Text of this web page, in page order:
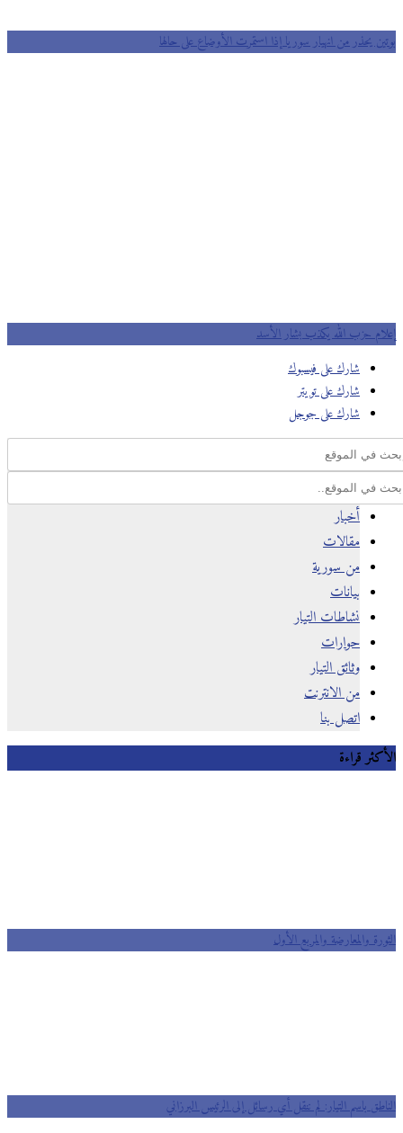
يحذر من انهيار سوريا إذا استمرت الأوضاع على حالها
حزب الله يكذب بشار الأسد
شارك على فيسبوك
شارك على تويتر
شارك على جوجل
أخبار
مقالات
من سورية
بيانات
نشاطات التيار
حوارات
وثائق التيار
من الانترنت
اتصل بنا
قراءة
والمعارضة والمربع الأول
باسم التيار: لم ننقل أي رسائل إلى الرئيس البرزاني